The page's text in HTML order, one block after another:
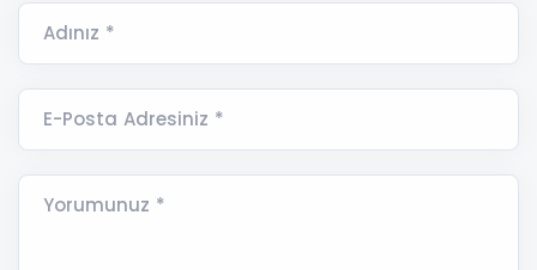
Adınız *
E-Posta Adresiniz *
Yorumunuz *